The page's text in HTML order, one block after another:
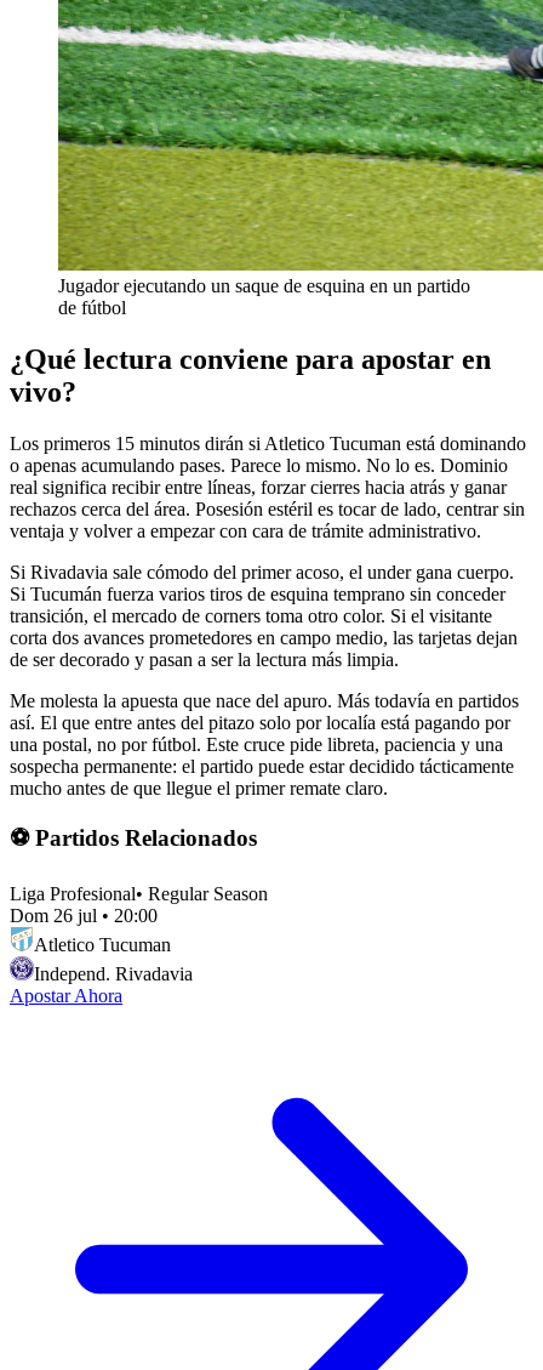
Jugador ejecutando un saque de esquina en un partido
de fútbol
¿Qué lectura conviene para apostar en
vivo?
Los primeros 15 minutos dirán si Atletico Tucuman está dominando
o apenas acumulando pases. Parece lo mismo. No lo es. Dominio
real significa recibir entre líneas, forzar cierres hacia atrás y ganar
rechazos cerca del área. Posesión estéril es tocar de lado, centrar sin
ventaja y volver a empezar con cara de trámite administrativo.
Si Rivadavia sale cómodo del primer acoso, el under gana cuerpo.
Si Tucumán fuerza varios tiros de esquina temprano sin conceder
transición, el mercado de corners toma otro color. Si el visitante
corta dos avances prometedores en campo medio, las tarjetas dejan
de ser decorado y pasan a ser la lectura más limpia.
Me molesta la apuesta que nace del apuro. Más todavía en partidos
así. El que entre antes del pitazo solo por localía está pagando por
una postal, no por fútbol. Este cruce pide libreta, paciencia y una
sospecha permanente: el partido puede estar decidido tácticamente
mucho antes de que llegue el primer remate claro.
⚽ Partidos Relacionados
Liga Profesional• Regular Season
Dom 26 jul • 20:00
Atletico Tucuman
Independ. Rivadavia
Apostar Ahora